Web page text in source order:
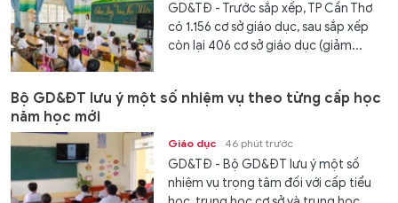
GD&TĐ - Trước sắp xếp, TP Cần Thơ
có 1.156 cơ sở giáo dục, sau sắp xếp
còn lại 406 cơ sở giáo dục (giảm...
Bộ GD&ĐT lưu ý một số nhiệm vụ theo từng cấp học
năm học mới
Giáo dục 46 phút trước
GD&TĐ - Bộ GD&ĐT lưu ý một số
nhiệm vụ trọng tâm đối với cấp tiểu